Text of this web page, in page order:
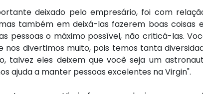
deixado pelo empresário, foi com
também em deixá-las fazerem boas
pessoas o máximo possível, não criticá-las.
nos divertimos muito, pois temos tanta
talvez eles deixem que você seja um
ajuda a manter pessoas excelentes na Virgin".